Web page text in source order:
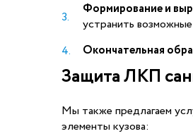
Формирование и
устранить
Окончательная
Защита ЛКП
Мы также предлагаем
элементы кузова: